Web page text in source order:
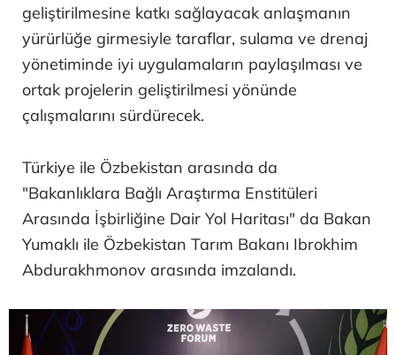
geliştirilmesine katkı sağlayacak anlaşmanın
yürürlüğe girmesiyle taraflar, sulama ve drenaj
yönetiminde iyi uygulamaların paylaşılması ve
ortak projelerin geliştirilmesi yönünde
çalışmalarını sürdürecek.
Türkiye ile Özbekistan arasında da
"Bakanlıklara Bağlı Araştırma Enstitüleri
Arasında İşbirliğine Dair Yol Haritası" da Bakan
Yumaklı ile Özbekistan Tarım Bakanı Ibrokhim
Abdurakhmonov arasında imzalandı.